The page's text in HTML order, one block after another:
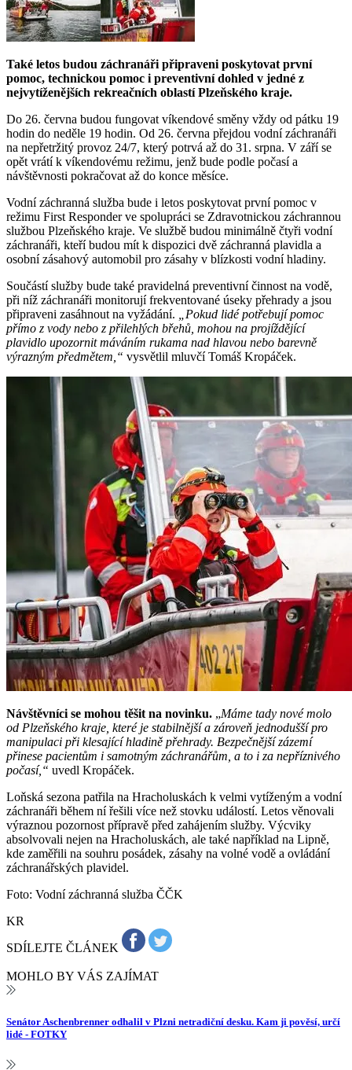
Také letos budou záchranáři připraveni poskytovat první
pomoc, technickou pomoc i preventivní dohled v jedné z
nejvytíženějších rekreačních oblastí Plzeňského kraje.
Do 26. června budou fungovat víkendové směny vždy od pátku 19
hodin do neděle 19 hodin. Od 26. června přejdou vodní záchranáři
na nepřetržitý provoz 24/7, který potrvá až do 31. srpna. V září se
opět vrátí k víkendovému režimu, jenž bude podle počasí a
návštěvnosti pokračovat až do konce měsíce.
Vodní záchranná služba bude i letos poskytovat první pomoc v
režimu First Responder ve spolupráci se Zdravotnickou záchrannou
službou Plzeňského kraje. Ve službě budou minimálně čtyři vodní
záchranáři, kteří budou mít k dispozici dvě záchranná plavidla a
osobní zásahový automobil pro zásahy v blízkosti vodní hladiny.
Součástí služby bude také pravidelná preventivní činnost na vodě,
při níž záchranáři monitorují frekventované úseky přehrady a jsou
připraveni zasáhnout na vyžádání. „Pokud lidé potřebují pomoc
přímo z vody nebo z přilehlých břehů, mohou na projíždějící
plavidlo upozornit máváním rukama nad hlavou nebo barevně
výrazným předmětem,“ vysvětlil mluvčí Tomáš Kropáček.
Návštěvníci se mohou těšit na novinku. „Máme tady nové molo
od Plzeňského kraje, které je stabilnější a zároveň jednodušší pro
manipulaci při klesající hladině přehrady. Bezpečnější zázemí
přinese pacientům i samotným záchranářům, a to i za nepříznivého
počasí,“ uvedl Kropáček.
Loňská sezona patřila na Hracholuskách k velmi vytíženým a vodní
záchranáři během ní řešili více než stovku událostí. Letos věnovali
výraznou pozornost přípravě před zahájením služby. Výcviky
absolvovali nejen na Hracholuskách, ale také například na Lipně,
kde zaměřili na souhru posádek, zásahy na volné vodě a ovládání
záchranářských plavidel.
Foto: Vodní záchranná služba ČČK
KR
SDÍLEJTE ČLÁNEK
MOHLO BY VÁS ZAJÍMAT
Senátor Aschenbrenner odhalil v Plzni netradiční desku. Kam ji pověsí, určí
lidé - FOTKY